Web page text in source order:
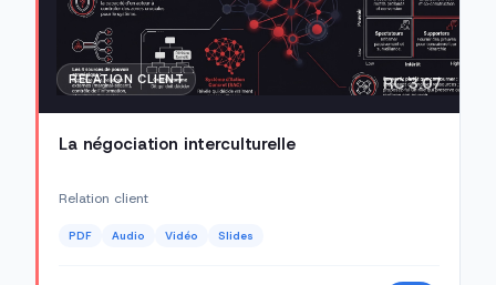
RELATION CLIENT RC 3.07
La négociation interculturelle
Relation client
PDF Audio Vidéo Slides